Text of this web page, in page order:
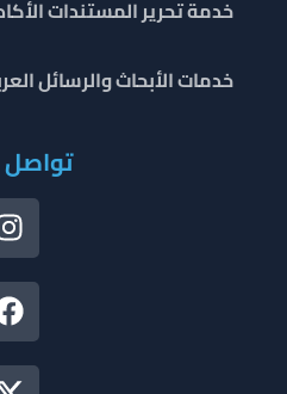
خدمة تحرير المستندات
خدمات الأبحاث والرسائل
تواصل